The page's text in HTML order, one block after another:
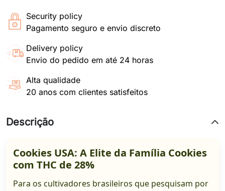
Security policy
Pagamento seguro e envio discreto
Delivery policy
Envio do pedido em até 24 horas
Alta qualidade
20 anos com clientes satisfeitos
Descrição
Cookies USA: A Elite da Família Cookies
com THC de 28%
Para os cultivadores brasileiros que pesquisam por